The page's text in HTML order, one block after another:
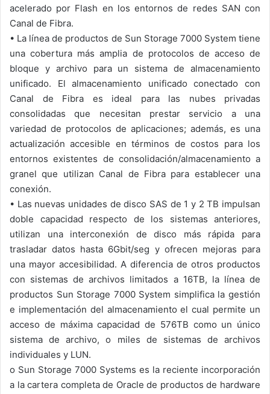
acelerado por Flash en los entornos de redes SAN con
Canal de Fibra.
• La línea de productos de Sun Storage 7000 System tiene
una cobertura más amplia de protocolos de acceso de
bloque y archivo para un sistema de almacenamiento
unificado. El almacenamiento unificado conectado con
Canal de Fibra es ideal para las nubes privadas
consolidadas que necesitan prestar servicio a una
variedad de protocolos de aplicaciones; además, es una
actualización accesible en términos de costos para los
entornos existentes de consolidación/almacenamiento a
granel que utilizan Canal de Fibra para establecer una
conexión.
• Las nuevas unidades de disco SAS de 1 y 2 TB impulsan
doble capacidad respecto de los sistemas anteriores,
utilizan una interconexión de disco más rápida para
trasladar datos hasta 6Gbit/seg y ofrecen mejoras para
una mayor accesibilidad. A diferencia de otros productos
con sistemas de archivos limitados a 16TB, la línea de
productos Sun Storage 7000 System simplifica la gestión
e implementación del almacenamiento el cual permite un
acceso de máxima capacidad de 576TB como un único
sistema de archivo, o miles de sistemas de archivos
individuales y LUN.
o Sun Storage 7000 Systems es la reciente incorporación
a la cartera completa de Oracle de productos de hardware